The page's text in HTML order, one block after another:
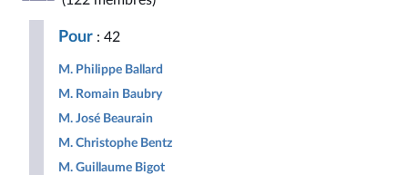
Républicaine
Pour : 42
M. Philippe Ballard
M. Romain Baubry
M. José Beaurain
M. Christophe Bentz
M. Guillaume Bigot